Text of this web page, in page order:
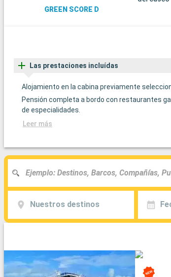
GREEN SCORE D
Las prestaciones incluídas
Alojamiento en la cabina previamente
Pensión completa a bordo con restaurantes
de especialidades.
Leer más
Nuestros destinos